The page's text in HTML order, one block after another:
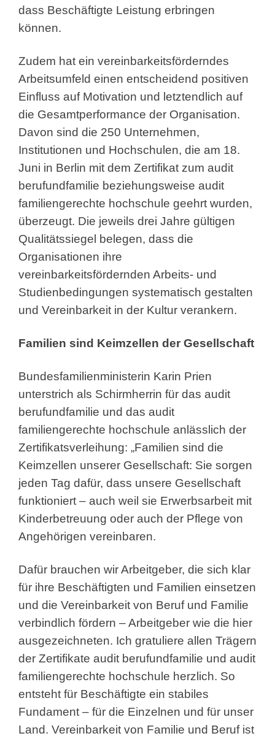
dass Beschäftigte Leistung erbringen
können.
Zudem hat ein vereinbarkeitsförderndes
Arbeitsumfeld einen entscheidend positiven
Einfluss auf Motivation und letztendlich auf
die Gesamtperformance der Organisation.
Davon sind die 250 Unternehmen,
Institutionen und Hochschulen, die am 18.
Juni in Berlin mit dem Zertifikat zum audit
berufundfamilie beziehungsweise audit
familiengerechte hochschule geehrt wurden,
überzeugt. Die jeweils drei Jahre gültigen
Qualitätssiegel belegen, dass die
Organisationen ihre
vereinbarkeitsfördernden Arbeits- und
Studienbedingungen systematisch gestalten
und Vereinbarkeit in der Kultur verankern.
Familien sind Keimzellen der Gesellschaft
Bundesfamilienministerin Karin Prien
unterstrich als Schirmherrin für das audit
berufundfamilie und das audit
familiengerechte hochschule anlässlich der
Zertifikatsverleihung: „Familien sind die
Keimzellen unserer Gesellschaft: Sie sorgen
jeden Tag dafür, dass unsere Gesellschaft
funktioniert – auch weil sie Erwerbsarbeit mit
Kinderbetreuung oder auch der Pflege von
Angehörigen vereinbaren.
Dafür brauchen wir Arbeitgeber, die sich klar
für ihre Beschäftigten und Familien einsetzen
und die Vereinbarkeit von Beruf und Familie
verbindlich fördern – Arbeitgeber wie die hier
ausgezeichneten. Ich gratuliere allen Trägern
der Zertifikate audit berufundfamilie und audit
familiengerechte hochschule herzlich. So
entsteht für Beschäftigte ein stabiles
Fundament – für die Einzelnen und für unser
Land. Vereinbarkeit von Familie und Beruf ist